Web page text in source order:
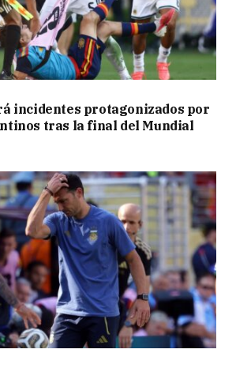
incidentes protagonizados por
tras la final del Mundial